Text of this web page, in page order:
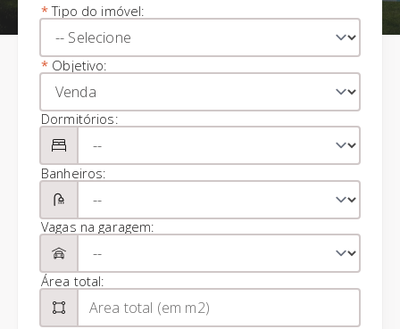
*Tipo do imóvel:
* Objetivo:
Dormitórios:
Banheiros:
Vagas na garagem:
Área total: